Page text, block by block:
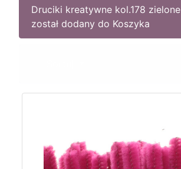
Druciki kreatywne kol.178 zielone
został dodany do Koszyka